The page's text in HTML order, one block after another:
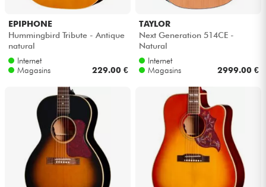
EPIPHONE
Hummingbird Tribute - Antique
natural
Internet
Magasins
229.00 €
TAYLOR
Next Generation 514CE -
Natural
Internet
Magasins
2999.00 €